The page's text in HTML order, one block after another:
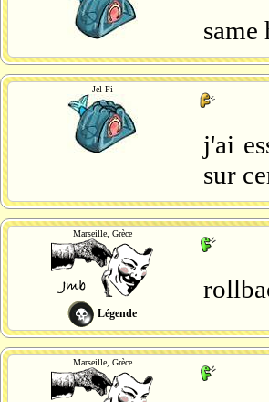
same
Jel Fi
j'ai
sur
Marseille, Grèce
Légende
Marseille, Grèce